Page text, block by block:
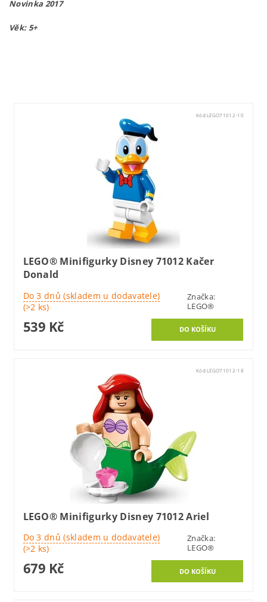
Novinka 2017
Věk: 5+
Kód:LEGO71012-10
LEGO® Minifigurky Disney 71012 Kačer
Donald
Do 3 dnů (skladem u dodavatele)
(>2 ks)
Značka:
LEGO®
539 Kč
Kód:LEGO71012-18
LEGO® Minifigurky Disney 71012 Ariel
Do 3 dnů (skladem u dodavatele)
(>2 ks)
Značka:
LEGO®
679 Kč